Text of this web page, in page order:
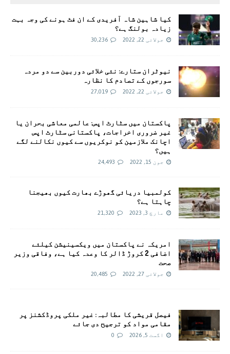
کیا شاہین شاہ آفریدی کے ان فٹ ہونے کی وجہ بہت
زیادہ بولنگ ہے؟
جولائی 22, 2022 30,236
نیوٹران ستارے: نئی خلائی دوربین سے دو مردہ
سورجوں کے تصادم کا نظارہ
جولائی 22, 2022 27,019
پاکستان میں سٹارٹ اپس: عالمی معاشی بحران یا
غیر ضروری اخراجات، پاکستانی سٹارٹ اپس
اچانک ملازمین کو نوکریوں سے کیوں نکالنے لگے
ہیں؟
جون 15, 2022 24,493
کولمبیا دریائی گھوڑے بھارت کیوں بھیجنا
چاہتا ہے؟
مارچ 3, 2023 21,320
امريکہ نے پاکستان میں ویکسینیشن کیلئے
اضافی 2 کروڑ ڈالر کا وعدہ کیا ہے، وفاقی وزیر
صحت
جولائی 27, 2022 20,485
فیصل قریشی کا مطالبہ: غیر ملکی پروڈکشنز پر
مقامی مواد کو ترجیح دی جائے
اگست 5, 2026 0